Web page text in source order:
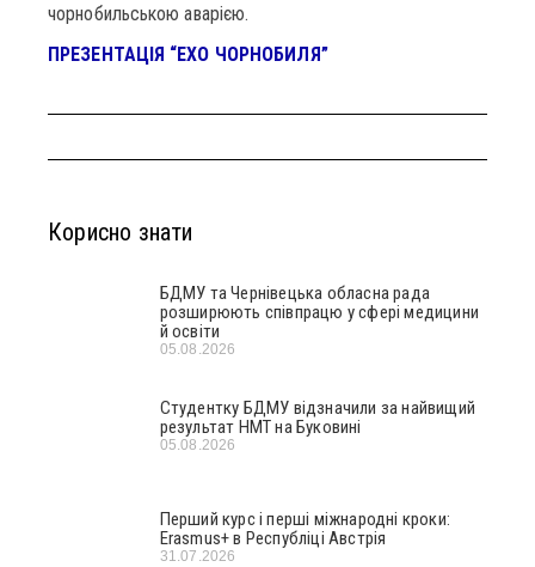
чорнобильською аварією.
ПРЕЗЕНТАЦІЯ “ЕХО ЧОРНОБИЛЯ”
Корисно знати
БДМУ та Чернівецька обласна рада
розширюють співпрацю у сфері медицини
й освіти
05.08.2026
Студентку БДМУ відзначили за найвищий
результат НМТ на Буковині
05.08.2026
Перший курс і перші міжнародні кроки:
Erasmus+ в Республіці Австрія
31.07.2026